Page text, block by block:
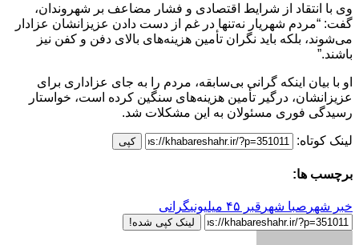
وی با انتقاد از شرایط اقتصادی و فشار مضاعف بر شهروندان،
گفت: “مردم شهریار نه‌تنها در غم از دست دادن عزیزانشان عزادار
می‌شوند، بلکه باید نگران تأمین هزینه‌های بالای دفن و کفن نیز
باشند.”
او با بیان اینکه گرانی بی‌سابقه، مردم را به جای عزاداری برای
عزیزانشان، درگیر تأمین هزینه‌های سنگین کرده است، خواستار
رسیدگی فوری مسئولان به این مشکلات شد.
لینک کوتاه: کپی
برچسب ها:
خبر شهر صبا شهر قبر ۴۵ میلیونی گرانی
لینک کپی شده!